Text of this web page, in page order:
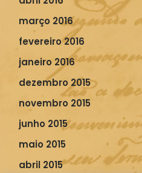
março 2016
fevereiro 2016
janeiro 2016
dezembro 2015
novembro 2015
junho 2015
maio 2015
abril 2015